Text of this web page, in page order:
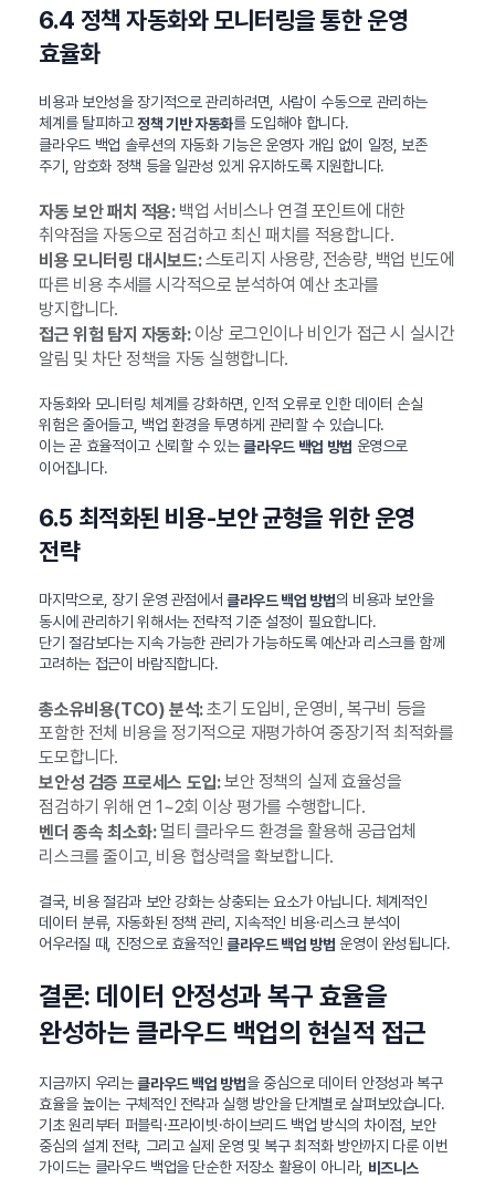
6.4 정책 자동화와 모니터링을 통한 운영
효율화
비용과 보안성을 장기적으로 관리하려면, 사람이 수동으로 관리하는
체계를 탈피하고정책 기반 자동화를 도입해야 합니다.
클라우드 백업 솔루션의 자동화 기능은 운영자 개입 없이 일정, 보존
주기, 암호화 정책 등을 일관성 있게 유지하도록 지원합니다.
자동 보안 패치 적용:백업 서비스나 연결 포인트에 대한
취약점을 자동으로 점검하고 최신 패치를 적용합니다.
비용 모니터링 대시보드:스토리지 사용량, 전송량, 백업 빈도에
따른 비용 추세를 시각적으로 분석하여 예산 초과를
방지합니다.
접근 위험 탐지 자동화:이상 로그인이나 비인가 접근 시 실시간
알림 및 차단 정책을 자동 실행합니다.
자동화와 모니터링 체계를 강화하면, 인적 오류로 인한 데이터 손실
위험은 줄어들고, 백업 환경을 투명하게 관리할 수 있습니다.
이는 곧 효율적이고 신뢰할 수 있는클라우드 백업 방법 운영으로
이어집니다.
6.5 최적화된 비용-보안 균형을 위한 운영
전략
마지막으로, 장기 운영 관점에서클라우드 백업 방법의 비용과 보안을
동시에 관리하기 위해서는 전략적 기준 설정이 필요합니다.
단기 절감보다는 지속 가능한 관리가 가능하도록 예산과 리스크를 함께
고려하는 접근이 바람직합니다.
총소유비용(TCO) 분석:초기 도입비, 운영비, 복구비 등을
포함한 전체 비용을 정기적으로 재평가하여 중장기적 최적화를
도모합니다.
보안성 검증 프로세스 도입:보안 정책의 실제 효율성을
점검하기 위해 연 1~2회 이상 평가를 수행합니다.
벤더 종속 최소화:멀티 클라우드 환경을 활용해 공급업체
리스크를 줄이고, 비용 협상력을 확보합니다.
결국, 비용 절감과 보안 강화는 상충되는 요소가 아닙니다. 체계적인
데이터 분류, 자동화된 정책 관리, 지속적인 비용·리스크 분석이
어우러질 때, 진정으로 효율적인클라우드 백업 방법 운영이 완성됩니다.
결론: 데이터 안정성과 복구 효율을
완성하는 클라우드 백업의 현실적 접근
지금까지 우리는클라우드 백업 방법을 중심으로 데이터 안정성과 복구
효율을 높이는 구체적인 전략과 실행 방안을 단계별로 살펴보았습니다.
기초 원리부터 퍼블릭·프라이빗·하이브리드 백업 방식의 차이점, 보안
중심의 설계 전략, 그리고 실제 운영 및 복구 최적화 방안까지 다룬 이번
가이드는 클라우드 백업을 단순한 저장소 활용이 아니라, 비즈니스